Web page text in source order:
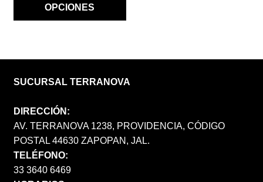
OPCIONES
SUCURSAL TERRANOVA
DIRECCIÓN:
AV. TERRANOVA 1238, PROVIDENCIA, CÓDIGO
POSTAL 44630 ZAPOPAN, JAL.
TELÉFONO:
33 3640 6469